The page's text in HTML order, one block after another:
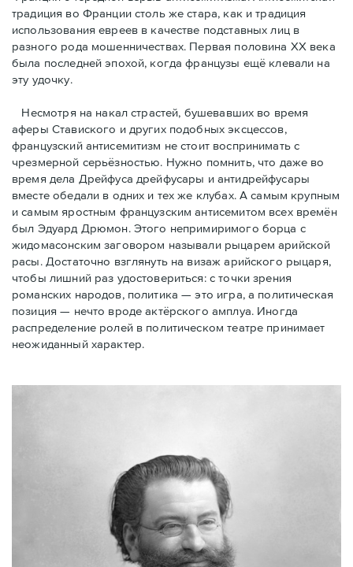
традиция во Франции столь же стара, как и традиция
использования евреев в качестве подставных лиц в
разного рода мошенничествах. Первая половина ХХ века
была последней эпохой, когда французы ещё клевали на
эту удочку.
Несмотря на накал страстей, бушевавших во время
аферы Ставиского и других подобных эксцессов,
французский антисемитизм не стоит воспринимать с
чрезмерной серьёзностью. Нужно помнить, что даже во
время дела Дрейфуса дрейфусары и антидрейфусары
вместе обедали в одних и тех же клубах. А самым крупным
и самым яростным французским антисемитом всех времён
был Эдуард Дрюмон. Этого непримиримого борца с
жидомасонским заговором называли рыцарем арийской
расы. Достаточно взглянуть на визаж арийского рыцаря,
чтобы лишний раз удостовериться: с точки зрения
романских народов, политика — это игра, а политическая
позиция — нечто вроде актёрского амплуа. Иногда
распределение ролей в политическом театре принимает
неожиданный характер.